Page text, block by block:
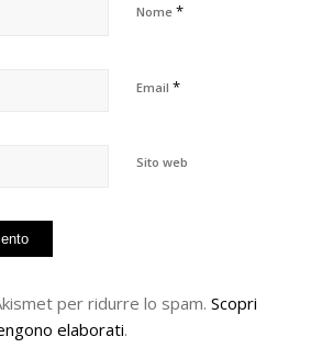
Nome *
Email *
Sito web
per ridurre lo spam. Scopri
elaborati.